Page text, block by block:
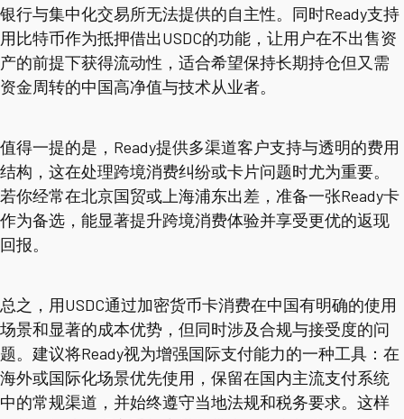
银行与集中化交易所无法提供的自主性。同时Ready支持
用比特币作为抵押借出USDC的功能，让用户在不出售资
产的前提下获得流动性，适合希望保持长期持仓但又需
资金周转的中国高净值与技术从业者。
值得一提的是，Ready提供多渠道客户支持与透明的费用
结构，这在处理跨境消费纠纷或卡片问题时尤为重要。
若你经常在北京国贸或上海浦东出差，准备一张Ready卡
作为备选，能显著提升跨境消费体验并享受更优的返现
回报。
总之，用USDC通过加密货币卡消费在中国有明确的使用
场景和显著的成本优势，但同时涉及合规与接受度的问
题。建议将Ready视为增强国际支付能力的一种工具：在
海外或国际化场景优先使用，保留在国内主流支付系统
中的常规渠道，并始终遵守当地法规和税务要求。这样